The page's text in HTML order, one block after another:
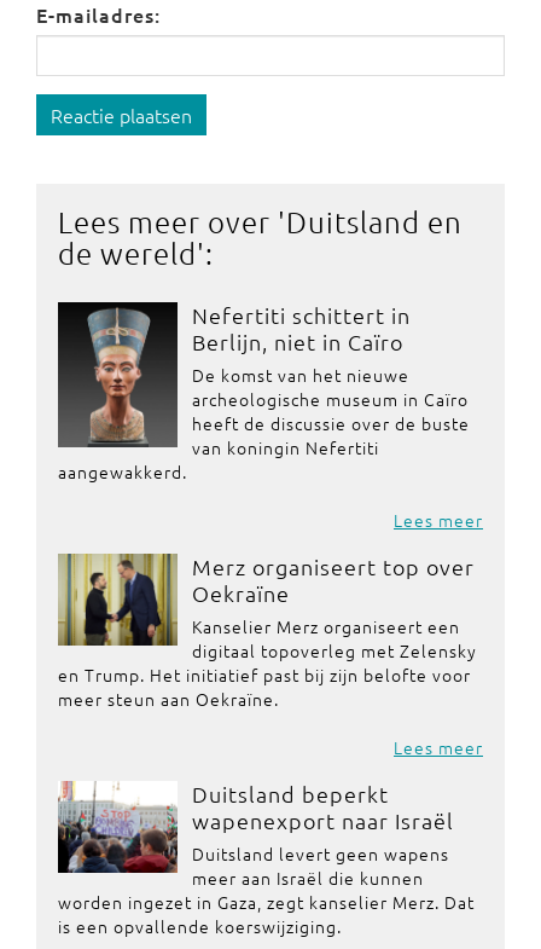
E-mailadres:
Reactie plaatsen
Lees meer over 'Duitsland en
de wereld':
Nefertiti schittert in
Berlijn, niet in Caïro
De komst van het nieuwe
archeologische museum in Caïro
heeft de discussie over de buste
van koningin Nefertiti
aangewakkerd.
Lees meer
Merz organiseert top over
Oekraïne
Kanselier Merz organiseert een
digitaal topoverleg met Zelensky
en Trump. Het initiatief past bij zijn belofte voor
meer steun aan Oekraïne.
Lees meer
Duitsland beperkt
wapenexport naar Israël
Duitsland levert geen wapens
meer aan Israël die kunnen
worden ingezet in Gaza, zegt kanselier Merz. Dat
is een opvallende koerswijziging.